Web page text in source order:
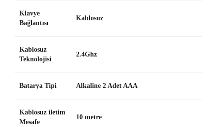
Klavye
Bağlantısı
Kablosuz
Kablosuz
Teknolojisi
2.4Ghz
Batarya Tipi Alkaline 2 Adet AAA
Kablosuz iletim
Mesafe
10 metre